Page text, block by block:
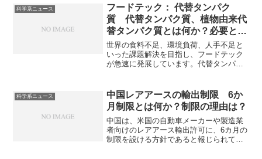
科学系ニュース
フードテック： 代替タンパク
質 代替タンパク質、植物由来代
替タンパク質とは何か？必要とさ
れる理由は何か？
世界の食料不足、環境負荷、人手不足と
いった課題解決を目指し、フードテック
が急速に発展しています。代替タンパク
質とは何か、必要な理由を知ることがで
きます。
科学系ニュース
中国レアアースの輸出制限 6か
月制限とは何か？制限の理由は？
中国は、米国の自動車メーカーや製造業
者向けのレアアース輸出許可に、6カ月の
制限を設ける方針であると報じられてい